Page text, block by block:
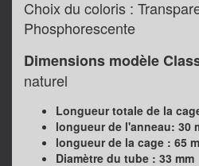
Choix du coloris :
Phosphorescente
Dimensions modèle
naturel
Longueur totale de la
longueur de l'anneau: 30
longueur de la cage : 65
Diamètre du tube : 33 mm